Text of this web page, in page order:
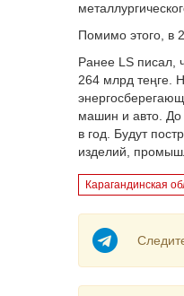
Помимо этого, в
Ранее LS писал,
264 млрд теңге.
машин и авто. До
в год. Будут
изделий,
Карагандинская